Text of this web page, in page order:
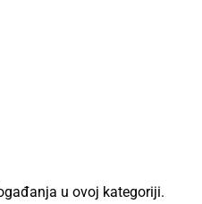
u ovoj kategoriji.